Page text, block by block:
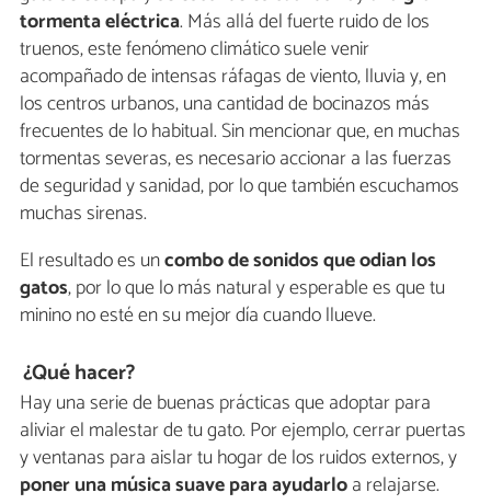
tormenta eléctrica. Más allá del fuerte ruido de los
truenos, este fenómeno climático suele venir
acompañado de intensas ráfagas de viento, lluvia y, en
los centros urbanos, una cantidad de bocinazos más
frecuentes de lo habitual. Sin mencionar que, en muchas
tormentas severas, es necesario accionar a las fuerzas
de seguridad y sanidad, por lo que también escuchamos
muchas sirenas.
El resultado es uncombo de sonidos que odian los
gatos, por lo que lo más natural y esperable es que tu
minino no esté en su mejor día cuando llueve.
¿Qué hacer?
Hay una serie de buenas prácticas que adoptar para
aliviar el malestar de tu gato. Por ejemplo, cerrar puertas
y ventanas para aislar tu hogar de los ruidos externos, y
poner una música suave para ayudarloa relajarse.